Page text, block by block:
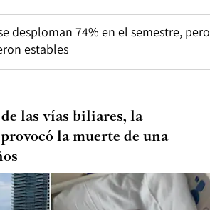
desploman 74% en el semestre, pero
estables
las vías biliares, la
la muerte de una